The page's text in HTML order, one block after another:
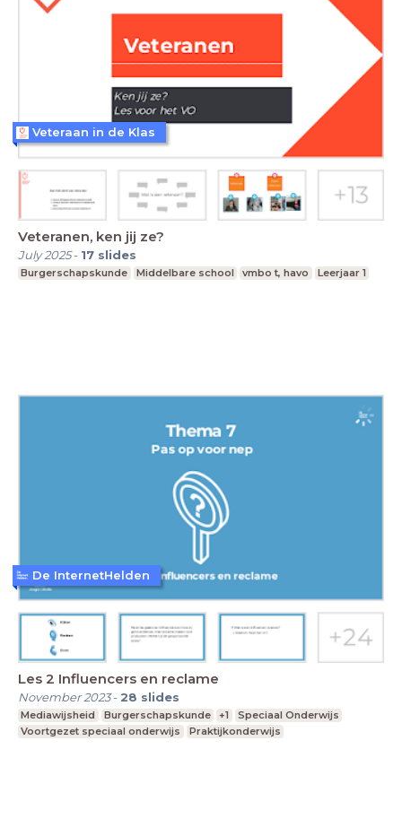
Veteranen, ken jij ze?
July 2025- 17 slides
Burgerschapskunde Middelbare school vmbo t, havo Leerjaar 1
Veteraan in de Klas
Les 2 Influencers en reclame
November 2023- 28 slides
Mediawijsheid Burgerschapskunde +1
Speciaal Onderwijs
Voortgezet speciaal onderwijs
Praktijkonderwijs
De InternetHelden